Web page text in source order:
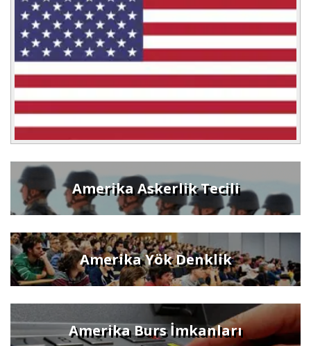
Amerika Askerlik Tecili
Amerika Yök Denklik
Amerika Burs İmkanları